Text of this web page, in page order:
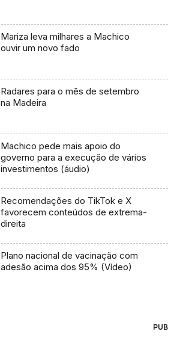
Mariza leva milhares a Machico
ouvir um novo fado
Radares para o mês de setembro
na Madeira
Machico pede mais apoio do
governo para a execução de vários
investimentos (áudio)
Recomendações do TikTok e X
favorecem conteúdos de extrema-
direita
Plano nacional de vacinação com
adesão acima dos 95% (Vídeo)
PUB